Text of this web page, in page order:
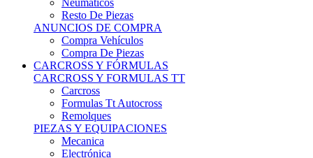
Llantas
Neumáticos
Resto De Piezas
Equipación Piloto
ANUNCIOS DE COMPRA
Compra De Cc Y Tt
Compra De Piezas
4X4 Y OFFROAD
VEHÍCULOS 4X4
Prototipos
Venta De Side By Side
Quads Y Buggys